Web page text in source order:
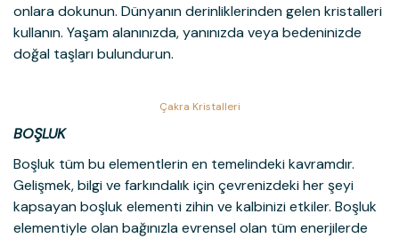
onlara dokunun. Dünyanın derinliklerinden gelen kristalleri
kullanın. Yaşam alanınızda, yanınızda veya bedeninizde
doğal taşları bulundurun.
Çakra Kristalleri
BOŞLUK
Boşluk tüm bu elementlerin en temelindeki kavramdır.
Gelişmek, bilgi ve farkındalık için çevrenizdeki her şeyi
kapsayan boşluk elementi zihin ve kalbinizi etkiler. Boşluk
elementiyle olan bağınızla evrensel olan tüm enerjilerde